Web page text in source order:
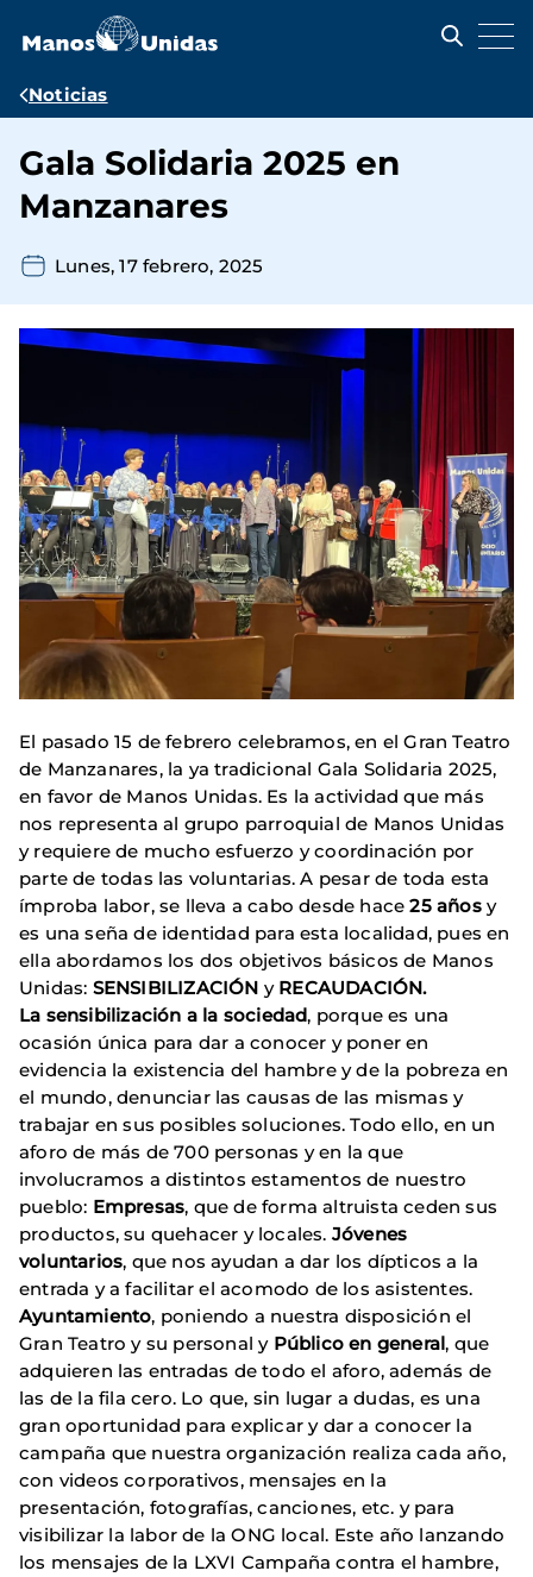
contenido
Ruta
navegación
Noticias
Gala Solidaria 2025 en
Manzanares
Lunes, 17 febrero, 2025
El pasado 15 de febrero celebramos, en el Gran Teatro
de Manzanares, la ya tradicional Gala Solidaria 2025,
en favor de Manos Unidas. Es la actividad que más
nos representa al grupo parroquial de Manos Unidas
y requiere de mucho esfuerzo y coordinación por
parte de todas las voluntarias. A pesar de toda esta
ímproba labor, se lleva a cabo desde hace25 añosy
es una seña de identidad para esta localidad, pues en
ella abordamos los dos objetivos básicos de Manos
Unidas: SENSIBILIZACIÓN yRECAUDACIÓN.
La sensibilización a la sociedad, porque es una
ocasión única para dar a conocer y poner en
evidencia la existencia del hambre y de la pobreza en
el mundo, denunciar las causas de las mismas y
trabajar en sus posibles soluciones. Todo ello, en un
aforo de más de 700 personas y en la que
involucramos a distintos estamentos de nuestro
pueblo: Empresas, que de forma altruista ceden sus
productos, su quehacer y locales. Jóvenes
voluntarios, que nos ayudan a dar los dípticos a la
entrada y a facilitar el acomodo de los asistentes.
Ayuntamiento, poniendo a nuestra disposición el
Gran Teatro y su personal y Público en general, que
adquieren las entradas de todo el aforo, además de
las de la fila cero. Lo que, sin lugar a dudas, es una
gran oportunidad para explicar y dar a conocer la
campaña que nuestra organización realiza cada año,
con videos corporativos, mensajes en la
presentación, fotografías, canciones, etc. y para
visibilizar la labor de la ONG local. Este año lanzando
los mensajes de la LXVI Campaña contra el hambre,